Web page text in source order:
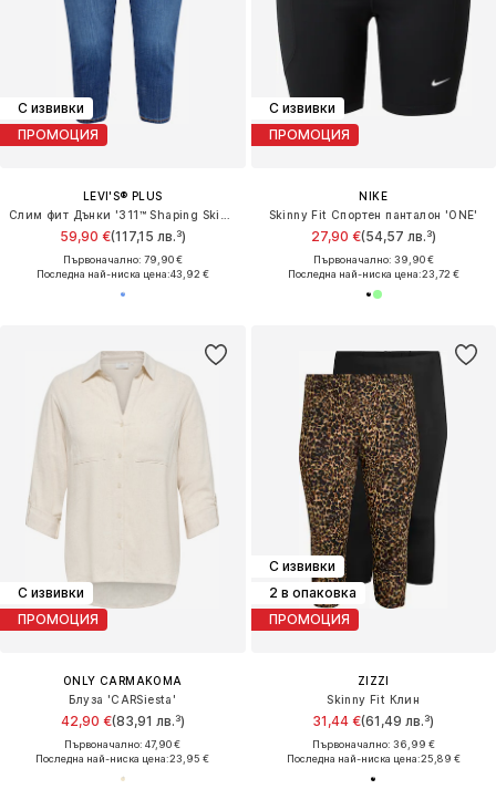
С извивки
ПРОМОЦИЯ
LEVI'S® PLUS
59,90 €(117,15 лв.³)
Първоначално: 79,90 €
Последна най-ниска цена:43,92 €
С извивки
ПРОМОЦИЯ
NIKE
Skinny Fit Спортен панталон 'ONE'
27,90 €(54,57 лв.³)
Първоначално: 39,90 €
Последна най-ниска цена:23,72 €
С извивки
ПРОМОЦИЯ
ONLY CARMAKOMA
Блуза 'CARSiesta'
42,90 €(83,91 лв.³)
Първоначално: 47,90 €
Последна най-ниска цена:23,95 €
С извивки
2 в опаковка
ПРОМОЦИЯ
ZIZZI
Skinny Fit Клин
31,44 €(61,49 лв.³)
Първоначално: 36,99 €
Последна най-ниска цена:25,89 €